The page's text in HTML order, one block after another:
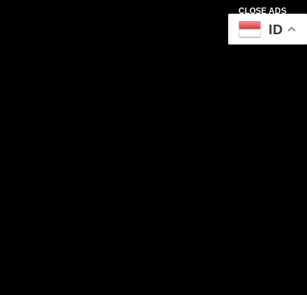
CLOSE ADS
ID